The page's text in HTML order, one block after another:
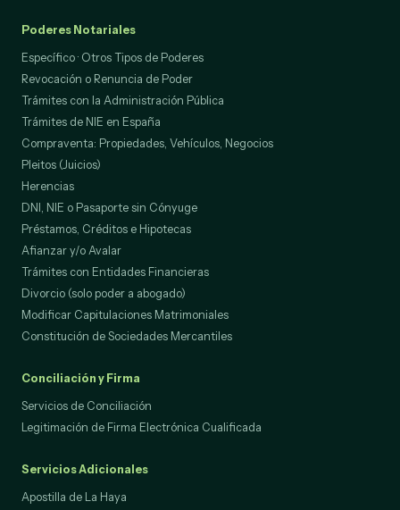
Poderes Notariales
Específico · Otros Tipos de Poderes
Revocación o Renuncia de Poder
Trámites con la Administración Pública
Trámites de NIE en España
Compraventa: Propiedades, Vehículos, Negocios
Pleitos (Juicios)
Herencias
DNI, NIE o Pasaporte sin Cónyuge
Préstamos, Créditos e Hipotecas
Afianzar y/o Avalar
Trámites con Entidades Financieras
Divorcio (solo poder a abogado)
Modificar Capitulaciones Matrimoniales
Constitución de Sociedades Mercantiles
Conciliación y Firma
Servicios de Conciliación
Legitimación de Firma Electrónica Cualificada
Servicios Adicionales
Apostilla de La Haya